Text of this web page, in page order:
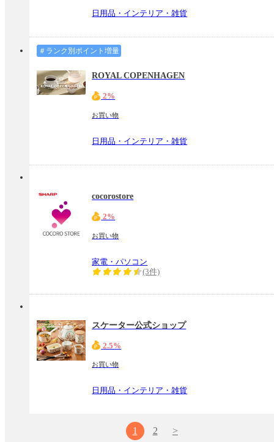
日用品・インテリア・雑貨
＃ランク別ポイント増量
ROYAL COPENHAGEN
2%
お買い物
日用品・インテリア・雑貨
cocorostore
2%
お買い物
家電・パソコン
(3件)
スケーター公式ショップ
2.5%
お買い物
日用品・インテリア・雑貨
1 2 >